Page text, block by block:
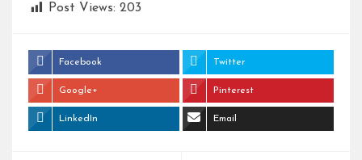
Post Views: 203
Facebook Twitter
Google+ Pinterest
LinkedIn Email